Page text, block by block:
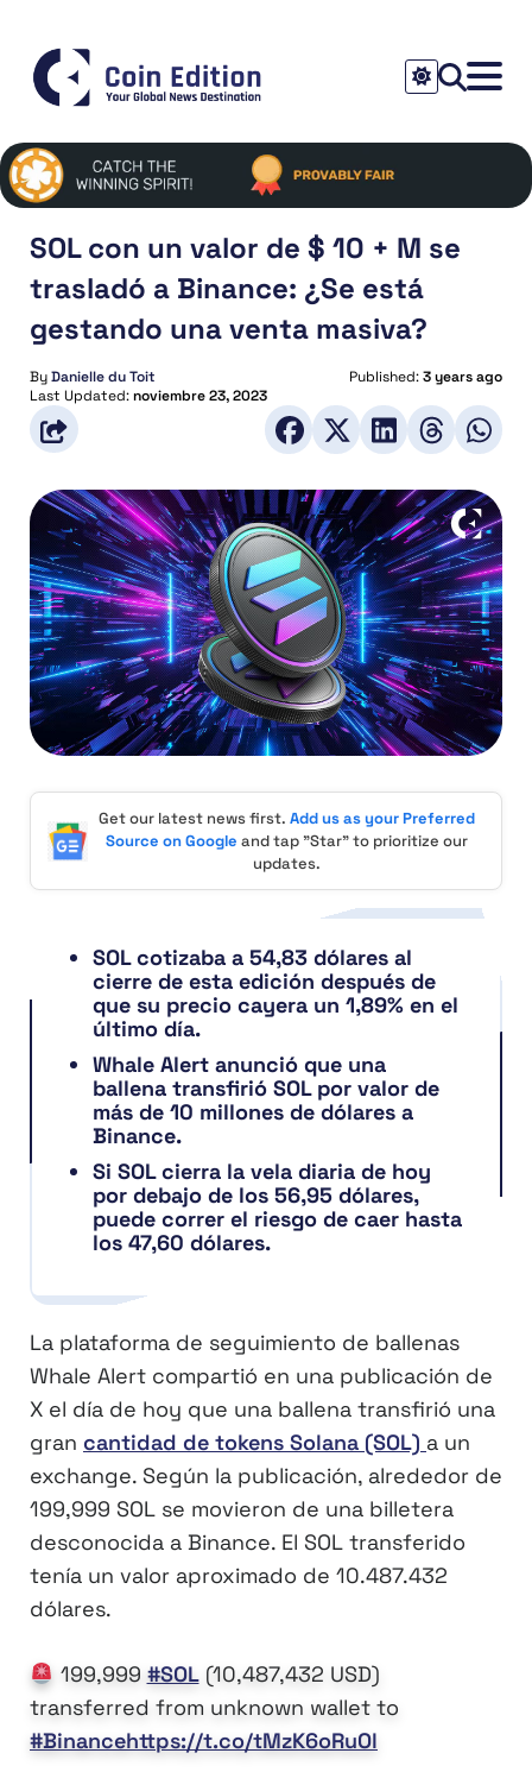
SOL con un valor de $ 10 + M se
trasladó a Binance: ¿Se está
gestando una venta masiva?
ByDanielle du Toit Published:3 years ago
Last Updated:noviembre 23, 2023
Get our latest news first. Add us as your Preferred
Source on Google and tap "Star" to prioritize our
updates.
SOL cotizaba a 54,83 dólares al
cierre de esta edición después de
que su precio cayera un 1,89% en el
último día.
Whale Alert anunció que una
ballena transfirió SOL por valor de
más de 10 millones de dólares a
Binance.
Si SOL cierra la vela diaria de hoy
por debajo de los 56,95 dólares,
puede correr el riesgo de caer hasta
los 47,60 dólares.
La plataforma de seguimiento de ballenas
Whale Alert compartió en una publicación de
X el día de hoy que una ballena transfirió una
gran cantidad de tokens Solana (SOL) a un
exchange. Según la publicación, alrededor de
199,999 SOL se movieron de una billetera
desconocida a Binance. El SOL transferido
tenía un valor aproximado de 10.487.432
dólares.
199,999 #SOL(10,487,432 USD)
transferred from unknown wallet to
#Binancehttps://t.co/tMzK6oRuOl